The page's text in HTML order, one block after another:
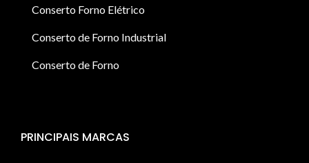
Conserto Forno Elétrico
Conserto de Forno Industrial
Conserto de Forno
PRINCIPAIS MARCAS